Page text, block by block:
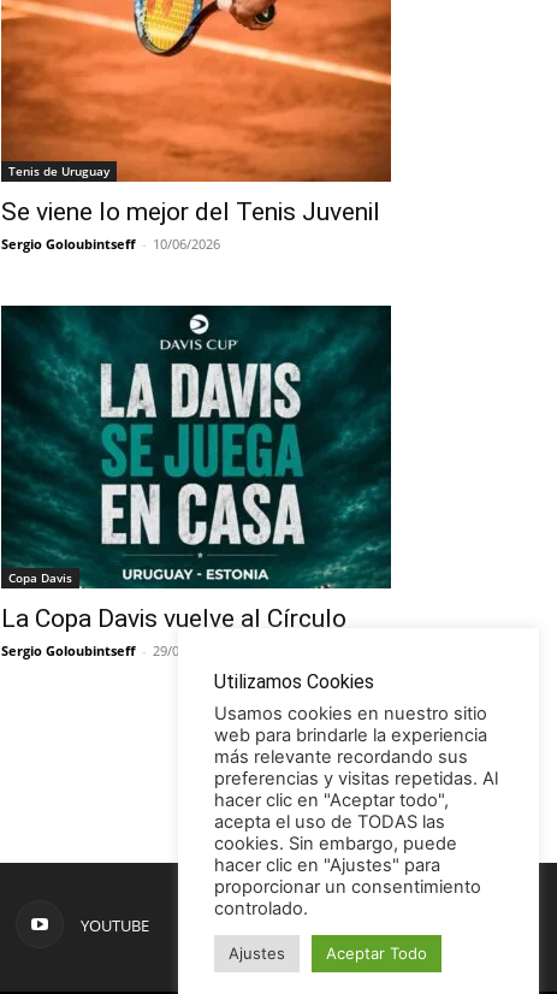
Tenis de Uruguay
Se viene lo mejor del Tenis Juvenil
Sergio Goloubintseff - 10/06/2026
Copa Davis
La Copa Davis vuelve al Círculo
Sergio Goloubintseff - 29/05/2026
YOUTUBE
Utilizamos Cookies
Usamos cookies en nuestro sitio
web para brindarle la experiencia
más relevante recordando sus
preferencias y visitas repetidas. Al
hacer clic en "Aceptar todo",
acepta el uso de TODAS las
cookies. Sin embargo, puede
hacer clic en "Ajustes" para
proporcionar un consentimiento
controlado.
Ajustes Aceptar Todo